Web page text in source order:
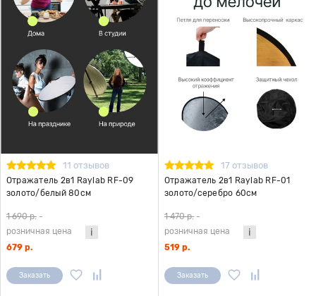
11 отзывов
Отражатель 2в1 Raylab RF-09
золото/белый 80см
1 690 р. -
розничная цена
679 р.
Заказать
17 отзывов
Отражатель 2в1 Raylab RF-01
золото/серебро 60см
1 470 р. -
розничная цена
519 р.
Заказать